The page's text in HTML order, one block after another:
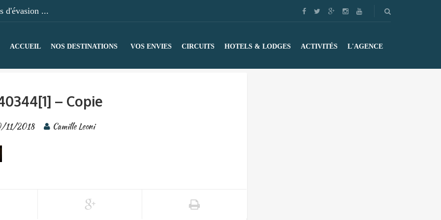
d'évasion ...
ACCUEIL NOS DESTINATIONS VOS ENVIES CIRCUITS HOTELS & LODGES ACTIVITÉS L'AGENCE
– Copie
11/2018 Camille Leoni